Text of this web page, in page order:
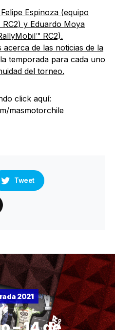
Espinoza (equipo
y Eduardo Moya
RC2).
de las noticias de la
temporada para cada uno
del torneo.
click aquí:
masmotorchile
Tweet
2021